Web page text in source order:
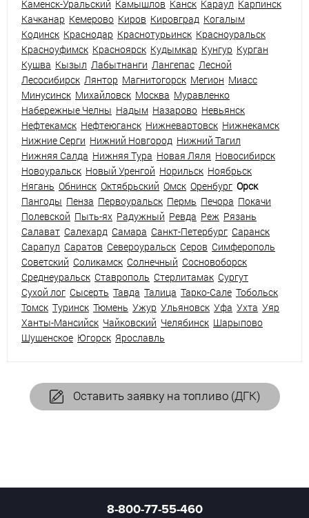
Каменск-Уральский Камышлов Канск Караул Карпинск
Качканар Кемерово Киров Кировград Когалым
Кодинск Краснодар Краснотурьинск Красноуральск
Красноуфимск Красноярск Кудымкар Кунгур Курган
Кушва Кызыл Лабытнанги Лангепас Лесной
Лесосибирск Лянтор Магнитогорск Мегион Миасс
Минусинск Михайловск Москва Муравленко
Набережные Челны Надым Назарово Невьянск
Нефтекамск Нефтеюганск Нижневартовск Нижнекамск
Нижние Серги Нижний Новгород Нижний Тагил
Нижняя Салда Нижняя Тура Новая Ляля Новосибирск
Новоуральск Новый Уренгой Норильск Ноябрьск
Нягань Обнинск Октябрьский Омск Оренбург Орск
Пангоды Пенза Первоуральск Пермь Печора Покачи
Полевской Пыть-ях Радужный Ревда Реж Рязань
Салават Салехард Самара Санкт-Петербург Саранск
Сарапул Саратов Североуральск Серов Симферополь
Советский Соликамск Солнечный Сосновоборск
Среднеуральск Ставрополь Стерлитамак Сургут
Сухой лог Сысерть Тавда Талица Тарко-Сале Тобольск
Томск Туринск Тюмень Ужур Ульяновск Уфа Ухта Уяр
Ханты-Мансийск Чайковский Челябинск Шарыпово
Шушенское Югорск Ярославль
Оставить заявку на топливо (ДГК)
8-800-77-55-460